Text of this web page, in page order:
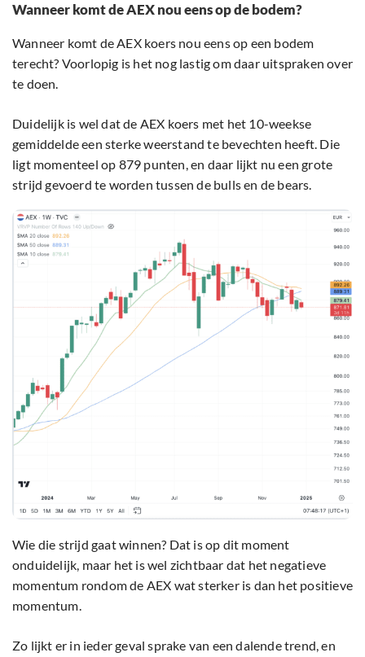
Wanneer komt de AEX nou eens op de bodem?
Wanneer komt de AEX koers nou eens op een bodem
terecht? Voorlopig is het nog lastig om daar uitspraken over
te doen.
Duidelijk is wel dat de AEX koers met het 10-weekse
gemiddelde een sterke weerstand te bevechten heeft. Die
ligt momenteel op 879 punten, en daar lijkt nu een grote
strijd gevoerd te worden tussen de bulls en de bears.
Wie die strijd gaat winnen? Dat is op dit moment
onduidelijk, maar het is wel zichtbaar dat het negatieve
momentum rondom de AEX wat sterker is dan het positieve
momentum.
Zo lijkt er in ieder geval sprake van een dalende trend, en